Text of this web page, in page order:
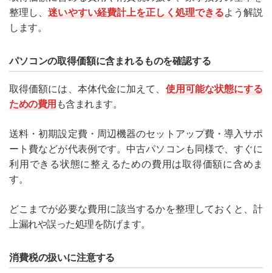
整理し、迷いやすい経費計上を正しく処理できるよう解説
します。
パソコンの取得価額に含まれるものを確認する
取得価額には、本体代金に加えて、 使用可能な状態にする
ための費用も含まれます。
送料・初期設定費・周辺機器のセットアップ費・導入サポ
ート費などが代表例です。中古パソコンも同様で、すぐに
利用できる状態に整えるための費用は取得価額に含めま
す。
どこまでが必要な費用に該当するかを整理しておくと、計
上漏れや誤った処理を防げます。
消費税の扱いに注意する